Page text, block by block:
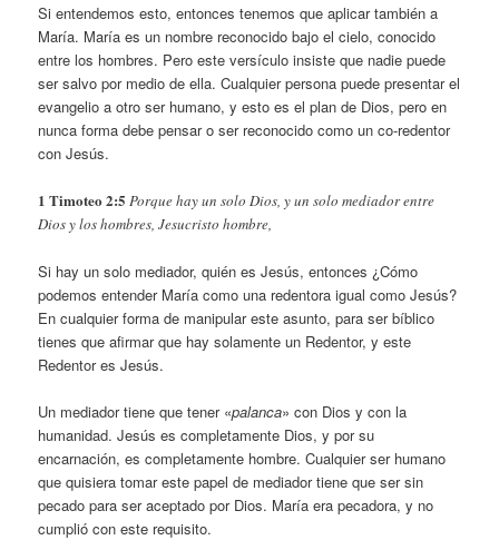
Si entendemos esto, entonces tenemos que aplicar también a
María. María es un nombre reconocido bajo el cielo, conocido
entre los hombres. Pero este versículo insiste que nadie puede
ser salvo por medio de ella. Cualquier persona puede presentar el
evangelio a otro ser humano, y esto es el plan de Dios, pero en
nunca forma debe pensar o ser reconocido como un co-redentor
con Jesús.
1 Timoteo 2:5 Porque hay un solo Dios, y un solo mediador entre
Dios y los hombres, Jesucristo hombre,
Si hay un solo mediador, quién es Jesús, entonces ¿Cómo
podemos entender María como una redentora igual como Jesús?
En cualquier forma de manipular este asunto, para ser bíblico
tienes que afirmar que hay solamente un Redentor, y este
Redentor es Jesús.
Un mediador tiene que tener «palanca» con Dios y con la
humanidad. Jesús es completamente Dios, y por su
encarnación, es completamente hombre. Cualquier ser humano
que quisiera tomar este papel de mediador tiene que ser sin
pecado para ser aceptado por Dios. María era pecadora, y no
cumplió con este requisito.